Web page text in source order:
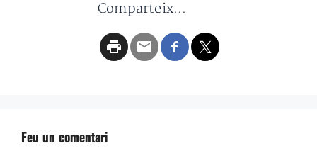
Comparteix...
Feu un comentari